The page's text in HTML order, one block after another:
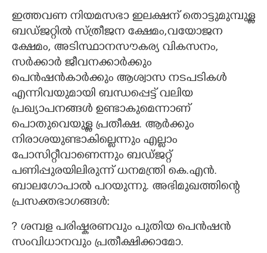
ഇത്തവണ നിയമസഭാ ഇലക്ഷന് തൊട്ടുമുമ്പുള്ള
ബഡ്ജറ്റിൽ സ്ത്രീജന ക്ഷേമം,വയോജന
ക്ഷേമം, അടിസ്ഥാനസൗകര്യ വികസനം,​
സർക്കാർ ജീവനക്കാർക്കും
പെൻഷൻകാർക്കും ആശ്വാസ നടപടികൾ
എന്നിവയുമായി ബന്ധപ്പെട്ട് വലിയ
പ്രഖ്യാപനങ്ങൾ ഉണ്ടാകുമെന്നാണ്
പൊതുവെയുള്ള പ്രതീക്ഷ. ആർക്കും
നിരാശയുണ്ടാകില്ലെന്നും എല്ലാം
പോസിറ്റീവാണെന്നും ബഡ്ജറ്റ്
പണിപ്പുരയിലിരുന്ന് ധനമന്ത്രി കെ.എൻ.
ബാലഗോപാൽ പറയുന്നു. അഭിമുഖത്തിന്റെ
പ്രസക്തഭാഗങ്ങൾ:
?​ ശമ്പള പരിഷ്കരണവും പുതിയ പെൻഷൻ
സംവിധാനവും പ്രതീക്ഷിക്കാമോ.